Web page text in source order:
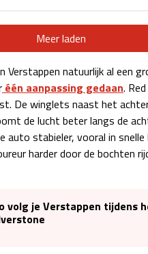
Meer laden
natuurlijk al een
één aanpassing gedaan.
De winglets naast het
de lucht beter langs de
auto stabieler, vooral in
harder door de bochten
volg je Verstappen tijdens